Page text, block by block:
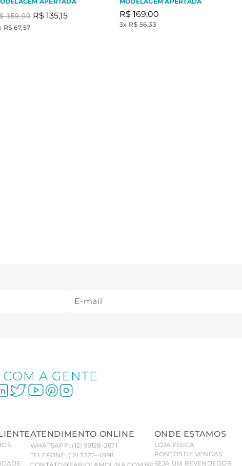
159,00 R$ 135,15
R$ 67,57
R$ 169,00
3x R$ 56,33
A GENTE
ATENDIMENTO ONLINE
WHATSAPP: (12) 99128-2671
TELEFONE: (12) 3322-4898
ONDE ESTAMOS
LOJA FÍSICA
PONTOS DE VENDAS
SEJA UM REVENDEDOR